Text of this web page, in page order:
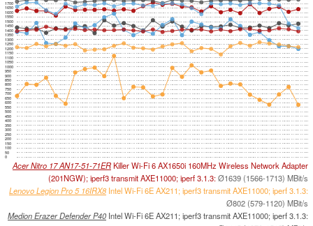
0
50
100
150
200
250
300
350
400
450
500
550
600
650
700
750
800
850
900
950
1000
1050
1100
1150
1200
1250
1300
1350
1400
1450
1500
1550
1600
1650
1700
Acer Nitro 17 AN17-51-71ERKiller Wi-Fi 6 AX1650i 160MHz Wireless Network Adapter
(201NGW); iperf3 transmit AXE11000; iperf 3.1.3:Ø1639 (1566-1713) MBit/s
Lenovo Legion Pro 5 16IRX8Intel Wi-Fi 6E AX211; iperf3 transmit AXE11000; iperf 3.1.3:
Ø802 (579-1120) MBit/s
Medion Erazer Defender P40 Intel Wi-Fi 6E AX211; iperf3 transmit AXE11000; iperf 3.1.3: